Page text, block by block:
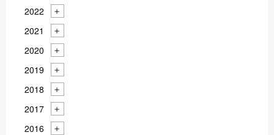
2022
2021
2020
2019
2018
2017
2016